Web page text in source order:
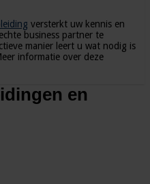
versterkt uw kennis en
business partner te
manier leert u wat nodig is
informatie over deze
en